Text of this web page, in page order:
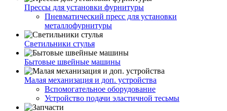
Прессы для установки фурнитуры
Пневматический пресс для установки
металлофурнитуры
Светильники стулья
Бытовые швейные машины
Малая механизация и доп. устройства
Вспомогательное оборудование
Устройство подачи эластичной тесьмы